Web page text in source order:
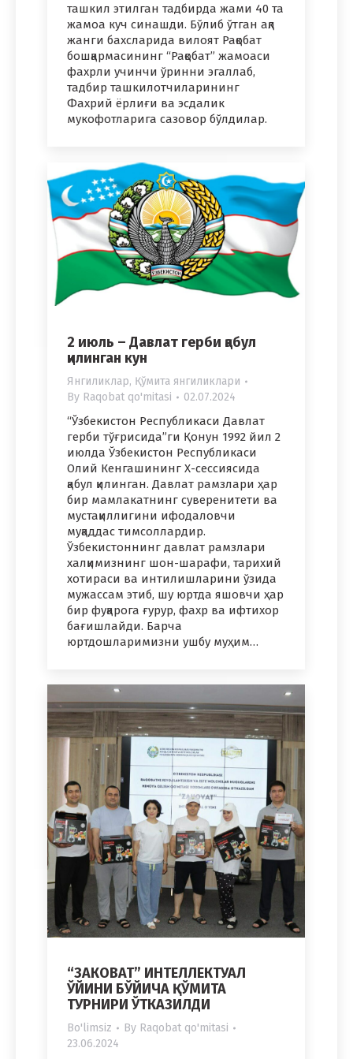
ташкил этилган тадбирда жами 40 та
жамоа куч синашди. Бўлиб ўтган ақл
жанги бахсларида вилоят Рақобат
бошқармасининг “Рақобат” жамоаси
фахрли учинчи ўринни эгаллаб,
тадбир ташкилотчиларининг
Фахрий ёрлиғи ва эсдалик
мукофотларига сазовор бўлдилар.
2 июль – Давлат герби қабул
қилинган кун
Янгиликлар, Қўмита янгиликлари
By Raqobat qo'mitasi 02.07.2024
“Ўзбекистон Республикаси Давлат
герби тўғрисида”ги Қонун 1992 йил 2
июлда Ўзбекистон Республикаси
Олий Кенгашининг Х-сессиясида
қабул қилинган. Давлат рамзлари ҳар
бир мамлакатнинг суверенитети ва
мустақиллигини ифодаловчи
муқаддас тимсоллардир.
Ўзбекистоннинг давлат рамзлари
халқимизнинг шон-шарафи, тарихий
хотираси ва интилишларини ўзида
мужассам этиб, шу юртда яшовчи ҳар
бир фуқарога ғурур, фахр ва ифтихор
бағишлайди. Барча
юртдошларимизни ушбу муҳим…
“ЗАКОВАТ” ИНТЕЛЛЕКТУАЛ
ЎЙИНИ БЎЙИЧА ҚЎМИТА
ТУРНИРИ ЎТКАЗИЛДИ
Bo'limsiz By Raqobat qo'mitasi
23.06.2024